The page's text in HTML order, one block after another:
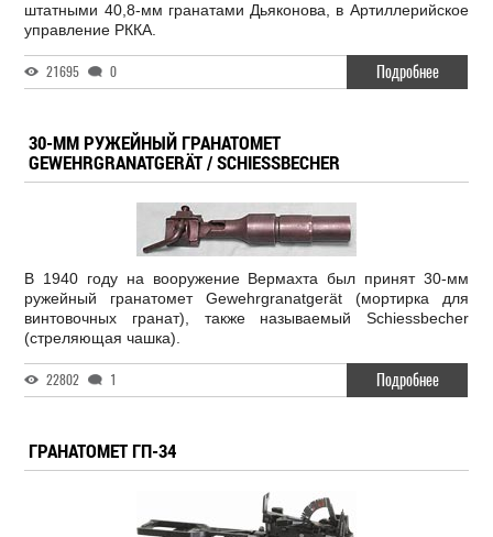
штатными 40,8-мм гранатами Дьяконова, в Артиллерийское
управление РККА.
21695 0 Подробнее
30-ММ РУЖЕЙНЫЙ ГРАНАТОМЕТ
GEWEHRGRANATGERÄT / SCHIESSBECHER
В 1940 году на вооружение Вермахта был принят 30-мм
ружейный гранатомет Gewehrgranatgerät (мортирка для
винтовочных гранат), также называемый Schiessbecher
(стреляющая чашка).
22802 1 Подробнее
ГРАНАТОМЕТ ГП-34